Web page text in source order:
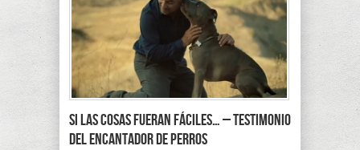
Si las cosas fueran fáciles… – Testimonio
del Encantador de Perros